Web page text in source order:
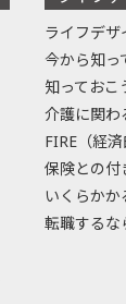
ライフデザ
今から知っ
知ってお
介護に関わ
FIRE（経
保険との付
いくらか
転職するな